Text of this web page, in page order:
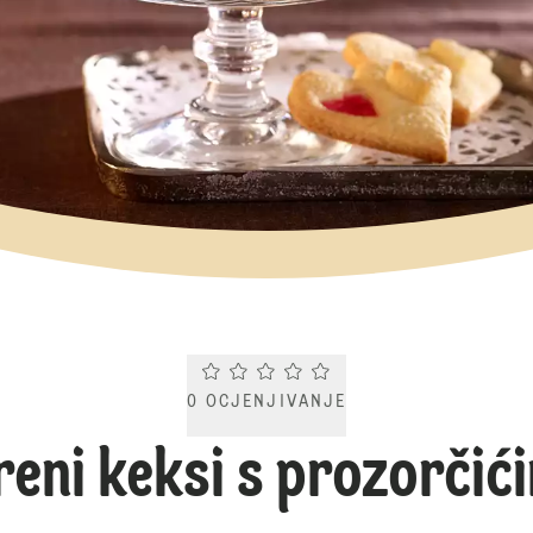
Current rating 0.0. Click to rate.
0 OCJENJIVANJE
keksi s